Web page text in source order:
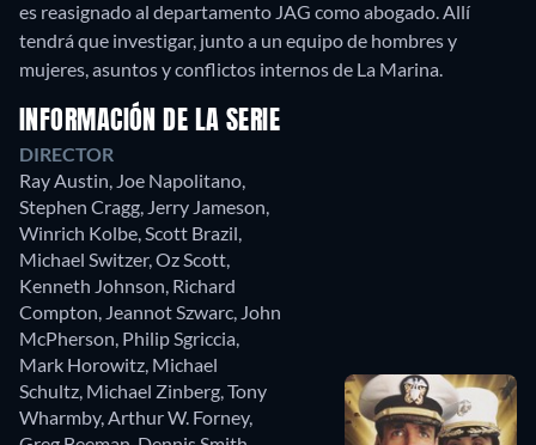
es reasignado al departamento JAG como abogado. Allí
tendrá que investigar, junto a un equipo de hombres y
mujeres, asuntos y conflictos internos de La Marina.
INFORMACIÓN DE LA SERIE
DIRECTOR
Ray Austin Joe Napolitano
Stephen Cragg Jerry Jameson
Winrich Kolbe Scott Brazil
Michael Switzer, Oz Scott
Kenneth Johnson Richard
Compton Jeannot Szwarc John
McPherson Philip Sgriccia
Mark Horowitz Michael
Schultz Michael Zinberg Tony
Wharmby, Arthur W. Forney,